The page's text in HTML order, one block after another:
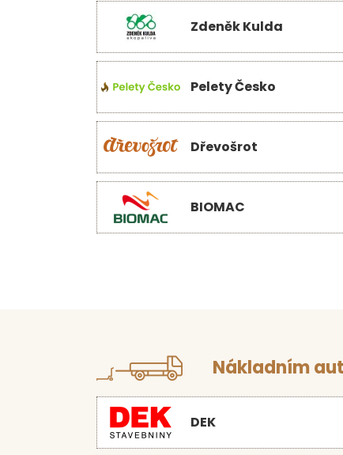
Zdeněk Kulda
Pelety Česko
Dřevošrot
BIOMAC
Nákladním
DEK